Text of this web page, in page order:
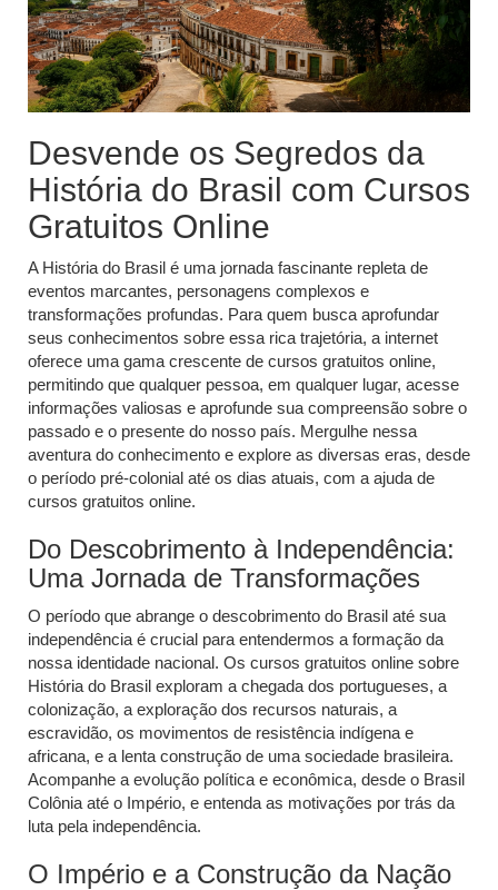
Desvende os Segredos da
História do Brasil com Cursos
Gratuitos Online
A História do Brasil é uma jornada fascinante repleta de
eventos marcantes, personagens complexos e
transformações profundas. Para quem busca aprofundar
seus conhecimentos sobre essa rica trajetória, a internet
oferece uma gama crescente de cursos gratuitos online,
permitindo que qualquer pessoa, em qualquer lugar, acesse
informações valiosas e aprofunde sua compreensão sobre o
passado e o presente do nosso país. Mergulhe nessa
aventura do conhecimento e explore as diversas eras, desde
o período pré-colonial até os dias atuais, com a ajuda de
cursos gratuitos online.
Do Descobrimento à Independência:
Uma Jornada de Transformações
O período que abrange o descobrimento do Brasil até sua
independência é crucial para entendermos a formação da
nossa identidade nacional. Os cursos gratuitos online sobre
História do Brasil exploram a chegada dos portugueses, a
colonização, a exploração dos recursos naturais, a
escravidão, os movimentos de resistência indígena e
africana, e a lenta construção de uma sociedade brasileira.
Acompanhe a evolução política e econômica, desde o Brasil
Colônia até o Império, e entenda as motivações por trás da
luta pela independência.
O Império e a Construção da Nação